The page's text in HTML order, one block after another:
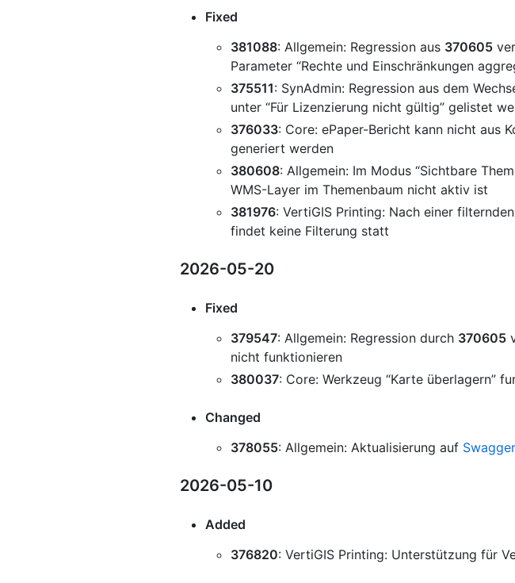
Fixed
381088: Allgemein: Regression aus 370605
Parameter “Rechte und Einschränkungen
375511: SynAdmin: Regression aus dem
unter “Für Lizenzierung nicht gültig” gelistet
376033: Core: ePaper-Bericht kann nicht aus
generiert werden
380608: Allgemein: Im Modus “Sichtbare
WMS-Layer im Themenbaum nicht aktiv ist
381976: VertiGIS Printing: Nach einer
findet keine Filterung statt
2026-05-20
Fixed
379547: Allgemein: Regression durch 370605
nicht funktionieren
380037: Core: Werkzeug “Karte überlagern”
Changed
378055: Allgemein: Aktualisierung auf
2026-05-10
Added
376820: VertiGIS Printing: Unterstützung für